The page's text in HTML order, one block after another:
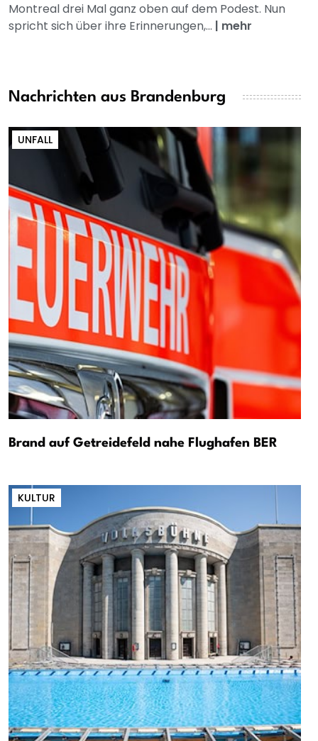
Montreal drei Mal ganz oben auf dem Podest. Nun
spricht sich über ihre Erinnerungen,... | mehr
Nachrichten aus Brandenburg
UNFALL
Brand auf Getreidefeld nahe Flughafen BER
KULTUR